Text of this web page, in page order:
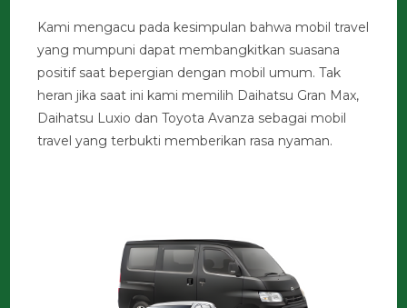
Kami mengacu pada kesimpulan bahwa mobil travel
yang mumpuni dapat membangkitkan suasana
positif saat bepergian dengan mobil umum. Tak
heran jika saat ini kami memilih Daihatsu Gran Max,
Daihatsu Luxio dan Toyota Avanza sebagai mobil
travel yang terbukti memberikan rasa nyaman.